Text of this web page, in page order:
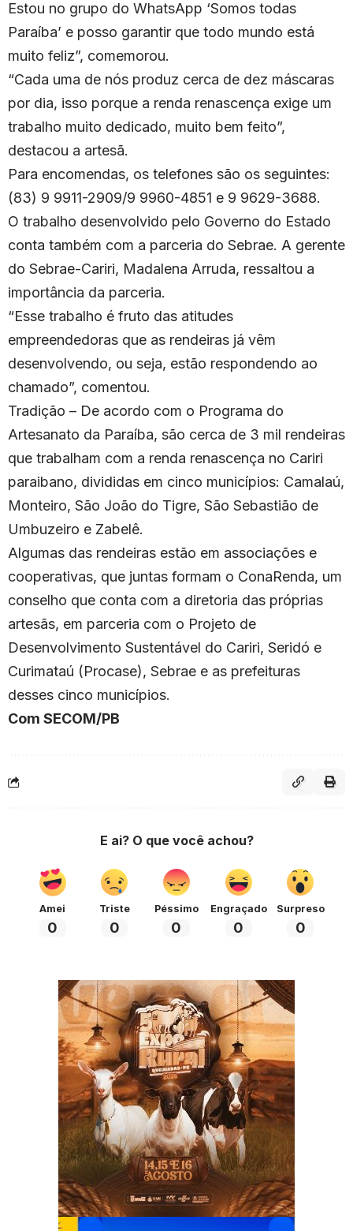
Estou no grupo do WhatsApp ‘Somos todas
Paraíba’ e posso garantir que todo mundo está
muito feliz”, comemorou.
“Cada uma de nós produz cerca de dez máscaras
por dia, isso porque a renda renascença exige um
trabalho muito dedicado, muito bem feito”,
destacou a artesã.
Para encomendas, os telefones são os seguintes:
(83) 9 9911-2909/9 9960-4851 e 9 9629-3688.
O trabalho desenvolvido pelo Governo do Estado
conta também com a parceria do Sebrae. A gerente
do Sebrae-Cariri, Madalena Arruda, ressaltou a
importância da parceria.
“Esse trabalho é fruto das atitudes
empreendedoras que as rendeiras já vêm
desenvolvendo, ou seja, estão respondendo ao
chamado”, comentou.
Tradição – De acordo com o Programa do
Artesanato da Paraíba, são cerca de 3 mil rendeiras
que trabalham com a renda renascença no Cariri
paraibano, divididas em cinco municípios: Camalaú,
Monteiro, São João do Tigre, São Sebastião de
Umbuzeiro e Zabelê.
Algumas das rendeiras estão em associações e
cooperativas, que juntas formam o ConaRenda, um
conselho que conta com a diretoria das próprias
artesãs, em parceria com o Projeto de
Desenvolvimento Sustentável do Cariri, Seridó e
Curimataú (Procase), Sebrae e as prefeituras
desses cinco municípios.
Com SECOM/PB
E ai? O que você achou?
Amei
0
Triste
0
Péssimo
0
Engraçado
0
Surpreso
0